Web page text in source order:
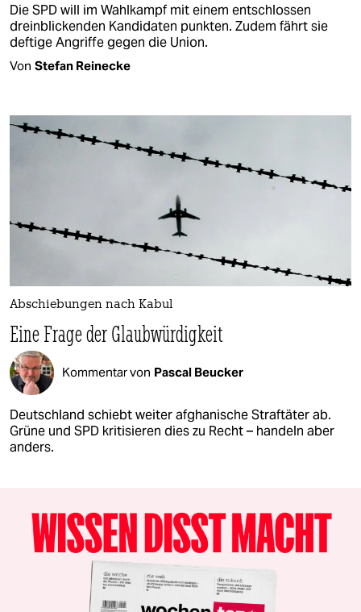
Die SPD will im Wahlkampf mit einem entschlossen
dreinblickenden Kandidaten punkten. Zudem fährt sie
deftige Angriffe gegen die Union.
Von Stefan Reinecke
Abschiebungen nach Kabul
Eine Frage der Glaubwürdigkeit
Kommentar von Pascal Beucker
Deutschland schiebt weiter afghanische Straftäter ab.
Grüne und SPD kritisieren dies zu Recht – handeln aber
anders.